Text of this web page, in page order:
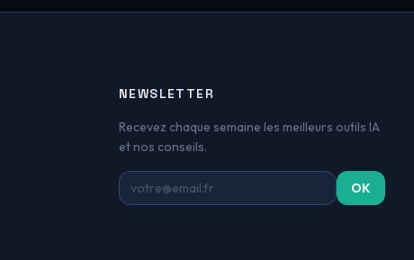
NEWSLETTER
Recevez chaque semaine les meilleurs outils IA
et nos conseils.
Adresse email OK